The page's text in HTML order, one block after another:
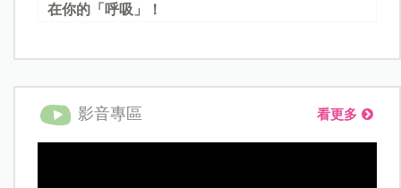
在你的「呼吸」！
影音專區 看更多